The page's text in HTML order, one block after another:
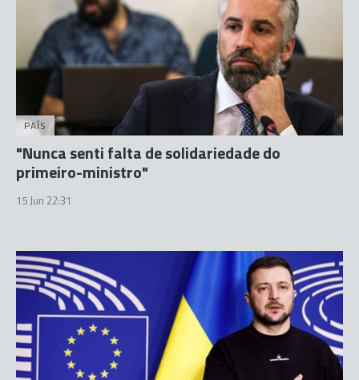
PAÍS
"Nunca senti falta de solidariedade do
primeiro-ministro"
15 Jun 22:31